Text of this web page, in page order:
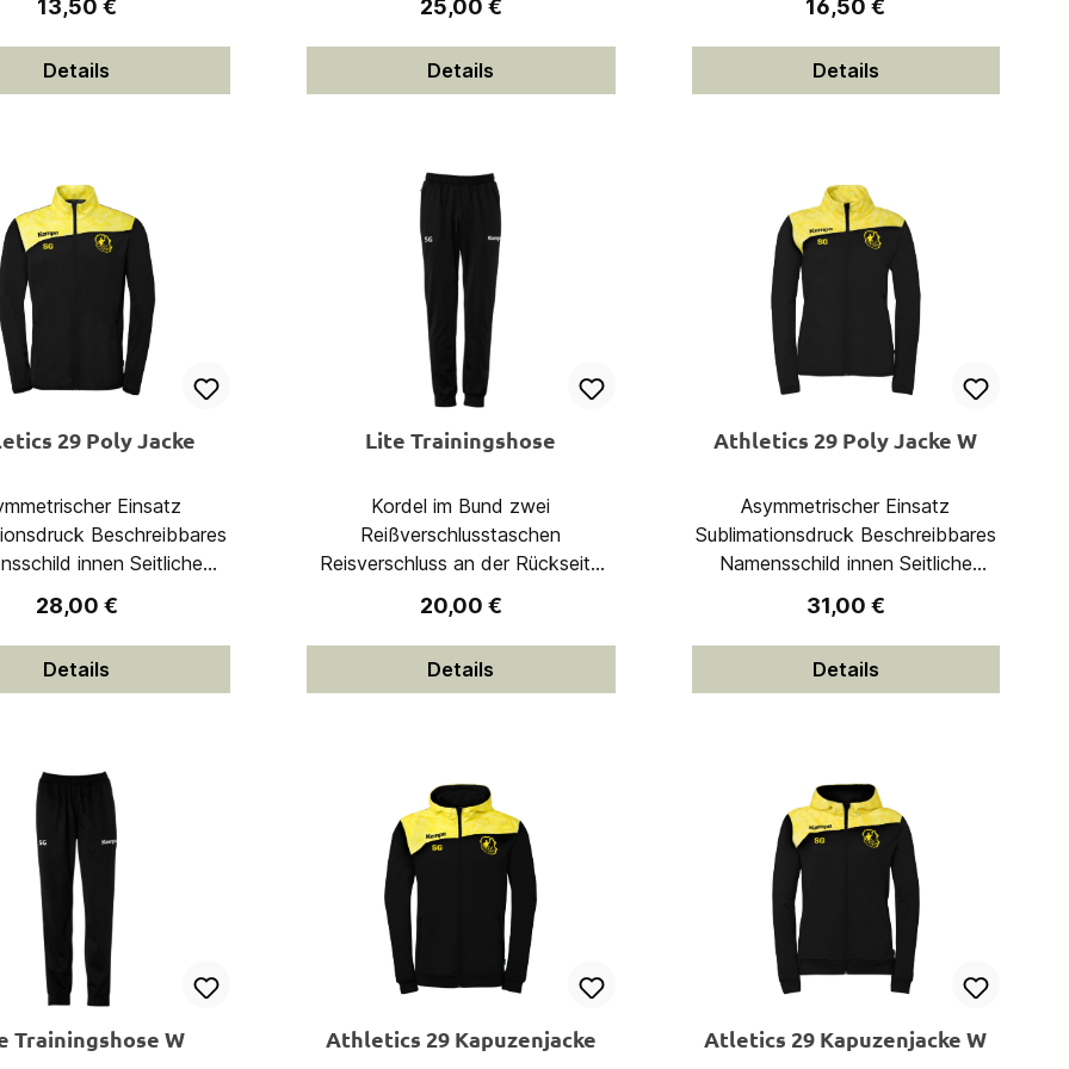
Regulärer Preis:
13,50 €
Details
Regulärer Preis:
25,00 €
Details
Regulärer Preis:
16,50 €
Details
29 Poly Jacke
Einsatz
Beschreibbares
innen Seitliche
an Ärmel und Saum
Polyester (recycelt)
Regulärer Preis:
28,00 €
Details
Lite Trainingshose
Kordel im Bund zwei
Reißverschlusstaschen
Reisverschluss an der Rückseite
des Beinabschlusses 100%
Polyester (recycelt)
Regulärer Preis:
20,00 €
Details
Athletics 29 Poly Jacke W
Asymmetrischer Einsatz
Sublimationsdruck Beschreibbares
Namensschild innen Seitliche
Reißverschlusstaschen
Einfassband an Ärmel und Saum
Taillierter Schnitt 100% Polyester
(recycelt)
Regulärer Preis:
31,00 €
Details
Trainingshose W Athletics 29 Kapuzenjacke Atletics 29 Kapuzenjacke W